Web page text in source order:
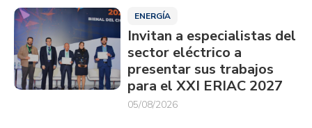
ENERGÍA
Invitan a especialistas del
sector eléctrico a
presentar sus trabajos
para el XXI ERIAC 2027
05/08/2026